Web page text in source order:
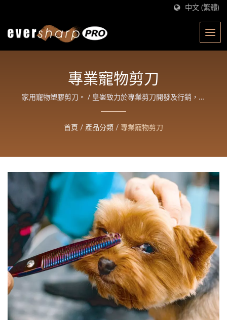
中文 (繁體)
專業寵物剪刀
家用寵物塑膠剪刀。 / 皇崟致力於專業剪刀開發及行銷，主
營美髮、寵物、工藝、園藝四大類產品，期許提供客戶與消
首頁 / 產品分類 / 專業寵物剪刀